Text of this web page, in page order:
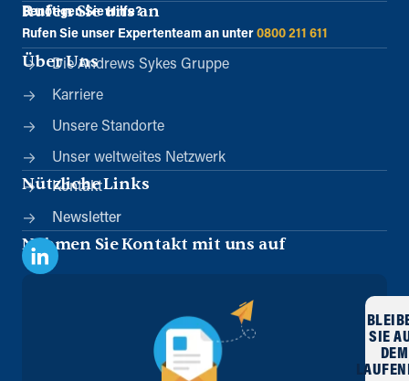
Rufen Sie uns an
Benötigen Sie Hilfe?
Rufen Sie unser Expertenteam an unter 0800 211 611
Über Uns
Die Andrews Sykes Gruppe
Karriere
Unsere Standorte
Unser weltweites Netzwerk
Nützliche Links
Kontakt
Newsletter
Nehmen Sie Kontakt mit uns auf
SIE
DEM